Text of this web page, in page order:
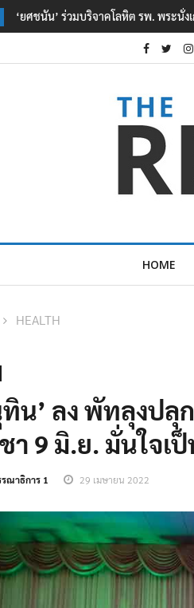
ตร. อยู่ระหว่างสอบสวนแรงจูงใจ เหตุยิง
HOME
HEALTH
ทิน’ ลง พัทลุงปลุ
า 9 มิ.ย. มั่นใจเ
ณาธิการ 1 29 เมษายน 2022